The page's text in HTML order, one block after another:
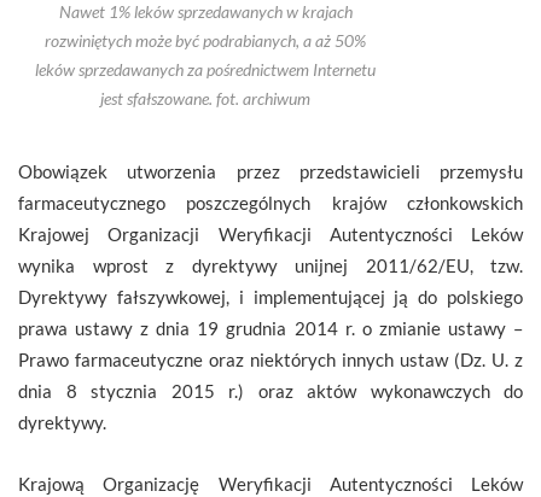
Nawet 1% leków sprzedawanych w krajach
rozwiniętych może być podrabianych, a aż 50%
leków sprzedawanych za pośrednictwem Internetu
jest sfałszowane. fot. archiwum
Obowiązek utworzenia przez przedstawicieli przemysłu
farmaceutycznego poszczególnych krajów członkowskich
Krajowej Organizacji Weryfikacji Autentyczności Leków
wynika wprost z dyrektywy unijnej 2011/62/EU, tzw.
Dyrektywy fałszywkowej, i implementującej ją do polskiego
prawa ustawy z dnia 19 grudnia 2014 r. o zmianie ustawy –
Prawo farmaceutyczne oraz niektórych innych ustaw (Dz. U. z
dnia 8 stycznia 2015 r.) oraz aktów wykonawczych do
dyrektywy.
Krajową Organizację Weryfikacji Autentyczności Leków